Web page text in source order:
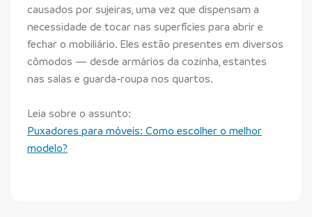
causados por sujeiras, uma vez que dispensam a
necessidade de tocar nas superfícies para abrir e
fechar o mobiliário. Eles estão presentes em diversos
cômodos — desde armários da cozinha, estantes
nas salas e guarda-roupa nos quartos.
Leia sobre o assunto:
Puxadores para móveis: Como escolher o melhor
modelo?